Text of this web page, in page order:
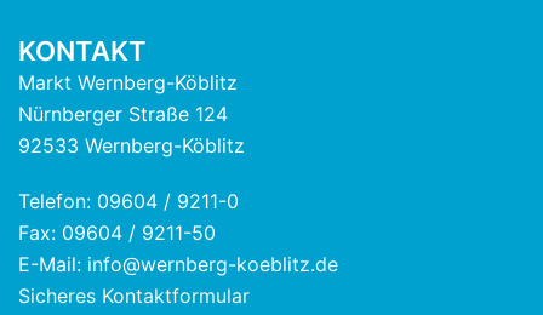
KONTAKT
Markt Wernberg-Köblitz
Nürnberger Straße 124
92533 Wernberg-Köblitz
Telefon: 09604 / 9211-0
Fax: 09604 / 9211-50
E-Mail: info@wernberg-koeblitz.de
Sicheres Kontaktformular